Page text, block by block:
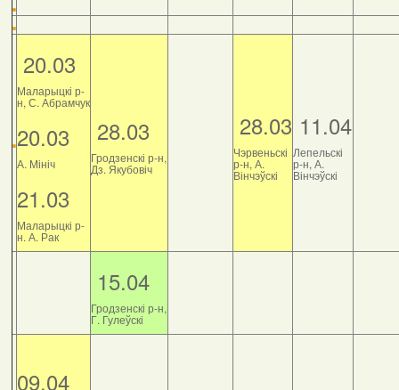
20.03
Маларыцкі р-
н, С. Абрамчук
20.03
А. Мініч
21.03
Маларыцкі р-
н. А. Рак
28.03
Гродзенскі р-н,
Дз. Якубовіч
28.03
Чэрвеньскі
р-н, А.
Вінчэўскі
11.04
Лепельскі
р-н, А.
Вінчэўскі
15.04
Гродзенскі р-н,
Г. Гулеўскі
09.04